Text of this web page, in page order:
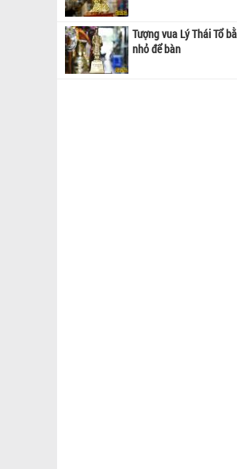
Tượng vua Lý Thái Tổ
nhỏ để bàn